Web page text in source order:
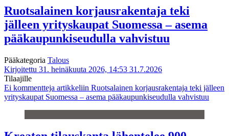
Ruotsalainen korjausrakentaja teki
jälleen yrityskaupat Suomessa – asema
pääkaupunkiseudulla vahvistuu
Pääkategoria Talous
Kirjoitettu 31. heinäkuuta 2026, 14:53 31.7.2026
Tilaajille
Ei kommentteja artikkeliin Ruotsalainen korjausrakentaja teki jälleen
yrityskaupat Suomessa – asema pääkaupunkiseudulla vahvistuu